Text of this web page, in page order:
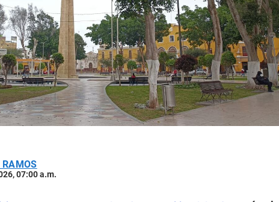
07:00 a.m.